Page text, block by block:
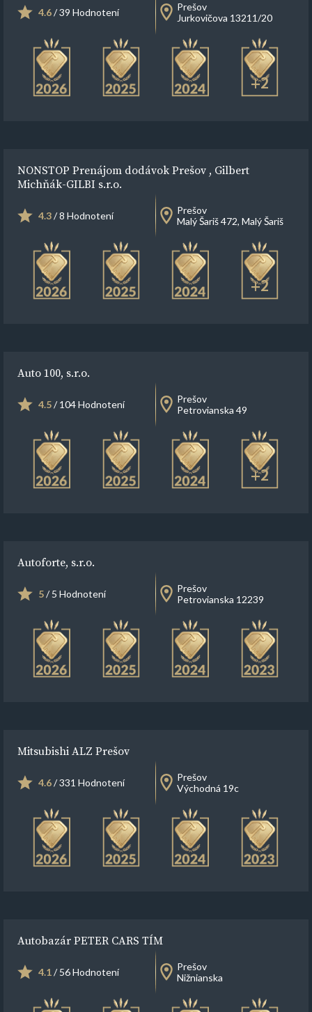
4.6/ 39 Hodnotení
Prešov
Jurkovičova 13211/20
+2
NONSTOP Prenájom dodávok Prešov , Gilbert
Michňák-GILBI s.r.o.
4.3/ 8 Hodnotení
Prešov
Malý Šariš 472, Malý Šariš
+2
Auto 100, s.r.o.
4.5/ 104 Hodnotení
Prešov
Petrovianska 49
+2
Autoforte, s.r.o.
5/ 5 Hodnotení
Prešov
Petrovianska 12239
Mitsubishi ALZ Prešov
4.6/ 331 Hodnotení
Prešov
Východná 19c
Autobazár PETER CARS TÍM
4.1/ 56 Hodnotení
Prešov
Nižnianska